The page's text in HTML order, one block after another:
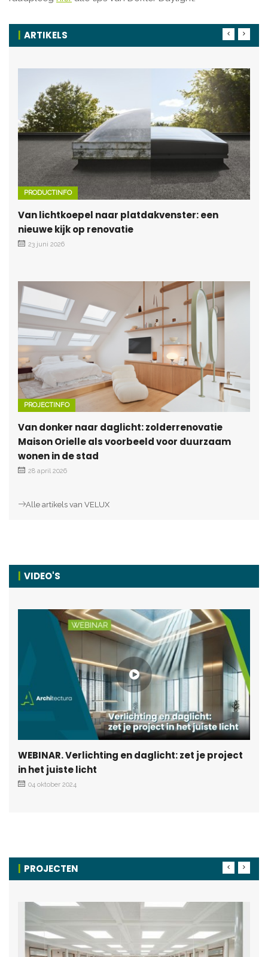
ARTIKELS
PRODUCTINFO
Van lichtkoepel naar platdakvenster: een
nieuwe kijk op renovatie
23 juni 2026
PROJECTINFO
Van donker naar daglicht: zolderrenovatie
Maison Orielle als voorbeeld voor duurzaam
wonen in de stad
28 april 2026
Alle artikels van VELUX
VIDEO'S
WEBINAR. Verlichting en daglicht: zet je project
in het juiste licht
04 oktober 2024
PROJECTEN